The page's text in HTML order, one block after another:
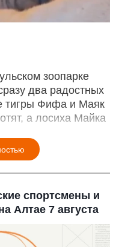
зоопарке
два радостных
тигры Фифа и Маяк
а лосиха Майка
спортсмены и
Алтае 7 августа